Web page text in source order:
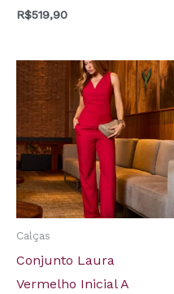
R$519,90
Calças
Conjunto Laura
Vermelho Inicial A